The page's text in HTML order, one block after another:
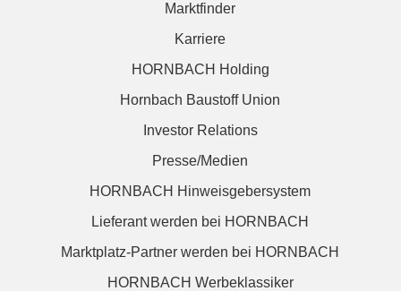
Marktfinder
Karriere
HORNBACH Holding
Hornbach Baustoff Union
Investor Relations
Presse/Medien
HORNBACH Hinweisgebersystem
Lieferant werden bei HORNBACH
Marktplatz-Partner werden bei HORNBACH
HORNBACH Werbeklassiker